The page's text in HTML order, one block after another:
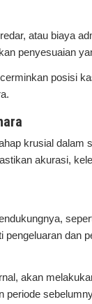
atau biaya
penyesuaian
posisi
krusial dalam
akurasi,
dan
akan
periode